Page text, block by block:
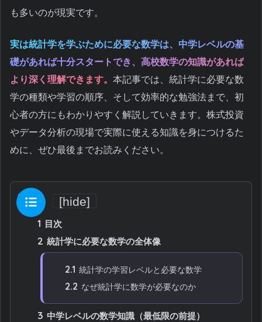
も多いのが現実です。
実は統計学を学ぶために必要な数学は、中学レベルの基
礎があれば十分スタートでき、高校数学の知識があれば
より深く理解できます。 本記事では、統計学に必要な数
学の種類や学習の順序、そして効率的な勉強法まで、初
心者の方にもわかりやすく解説していきます。株式投資
やデータ分析の現場で実際に使える知識を身につけるた
めに、ぜひ最後までお読みください。
目次 [hide]
1 目次
2 統計学に必要な数学の全体像
2.1 統計学の学習レベルと必要な数学
2.2 なぜ統計学に数学が必要なのか
3 中学レベルの数学知識（最低限の前提）